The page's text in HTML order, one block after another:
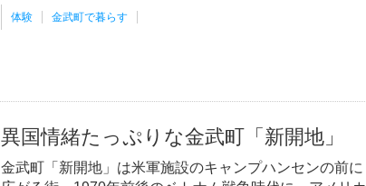
体験 金武町で暮らす
異国情緒たっぷりな金武町「新開地」
金武町「新開地」は米軍施設のキャンプハンセンの前に